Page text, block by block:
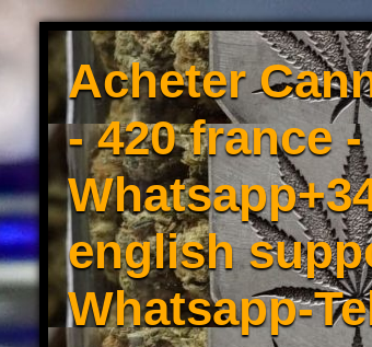
Acheter
- 420 france
english
Whatsapp-